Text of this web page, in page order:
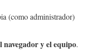
(como administrador)
navegador y el equipo.